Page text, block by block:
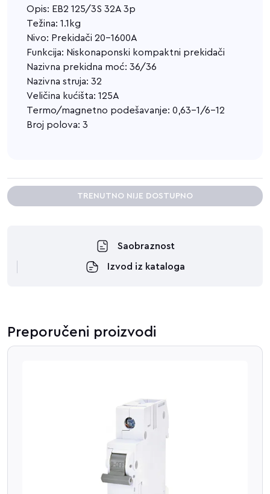
Opis: EB2 125/3S 32A 3p
Težina: 1.1kg
Nivo: Prekidači 20-1600A
Funkcija: Niskonaponski kompaktni prekidači
Nazivna prekidna moć: 36/36
Nazivna struja: 32
Veličina kućišta: 125A
Termo/magnetno podešavanje: 0,63-1/6-12
Broj polova: 3
TRENUTNO NIJE DOSTUPNO
Saobraznost
Izvod iz kataloga
Preporučeni proizvodi